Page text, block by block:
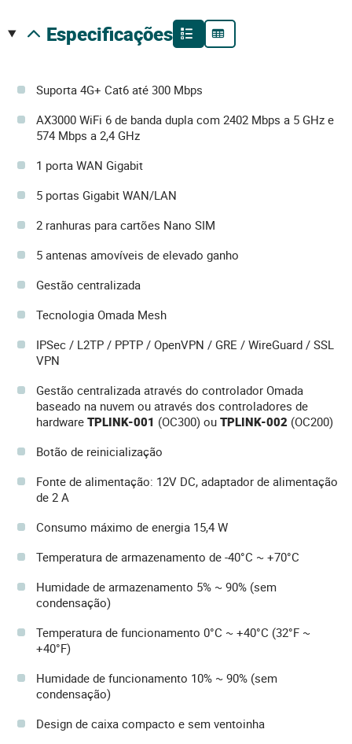
especificações
Suporta 4G+ Cat6 até 300 Mbps
AX3000 WiFi 6 de banda dupla com 2402 Mbps a 5 GHz e
574 Mbps a 2,4 GHz
1 porta WAN Gigabit
5 portas Gigabit WAN/LAN
2 ranhuras para cartões Nano SIM
5 antenas amovíveis de elevado ganho
Gestão centralizada
Tecnologia Omada Mesh
IPSec / L2TP / PPTP / OpenVPN / GRE / WireGuard / SSL
VPN
Gestão centralizada através do controlador Omada
baseado na nuvem ou através dos controladores de
hardware TPLINK-001 (OC300) ou TPLINK-002 (OC200)
Botão de reinicialização
Fonte de alimentação: 12V DC, adaptador de alimentação
de 2 A
Consumo máximo de energia 15,4 W
Temperatura de armazenamento de -40°C ~ +70°C
Humidade de armazenamento 5% ~ 90% (sem
condensação)
Temperatura de funcionamento 0°C ~ +40°C (32°F ~
+40°F)
Humidade de funcionamento 10% ~ 90% (sem
condensação)
Design de caixa compacto e sem ventoinha